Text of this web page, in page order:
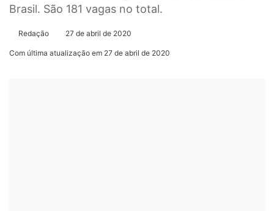
Brasil. São 181 vagas no total.
Redação 27 de abril de 2020
Com última atualização em 27 de abril de 2020